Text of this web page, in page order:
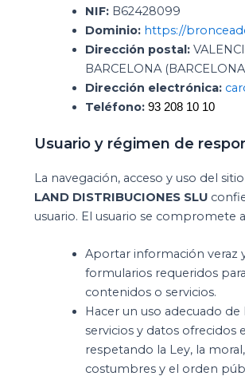
NIF: B62428099
Dominio: https://
Dirección postal:
BARCELONA
Dirección electrónica:
Teléfono: 93 208 10 10
Usuario y régimen de
La navegación, acceso y uso del
LAND DISTRIBUCIONES SLU
usuario. El usuario se compromete
Aportar información veraz
formularios requeridos
contenidos o servicios.
Hacer un uso adecuado
servicios y datos ofrecidos
respetando la Ley, la
costumbres y el orden